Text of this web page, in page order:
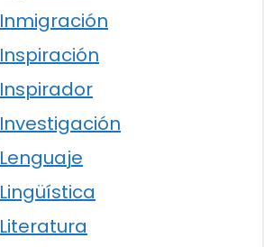
Inmigración
Inspiración
Inspirador
Investigación
Lenguaje
Lingüística
Literatura